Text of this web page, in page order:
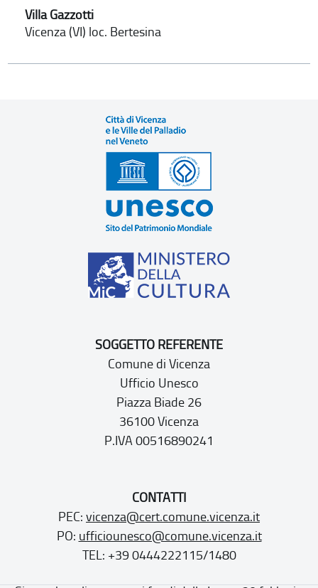
Villa Gazzotti
Vicenza (VI) loc. Bertesina
SOGGETTO REFERENTE
Comune di Vicenza
Ufficio Unesco
Piazza Biade 26
36100 Vicenza
P.IVA 00516890241
CONTATTI
PEC: vicenza@cert.comune.vicenza.it
PO: ufficiounesco@comune.vicenza.it
TEL: +39 0444222115/1480